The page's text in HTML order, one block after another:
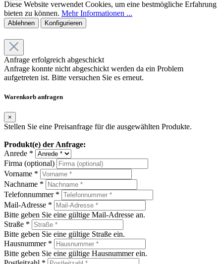
Diese Website verwendet Cookies, um eine bestmögliche Erfahrung
bieten zu können. Mehr Informationen ...
Ablehnen Konfigurieren
Anfrage erfolgreich abgeschickt
Anfrage konnte nicht abgeschickt werden da ein Problem
aufgetreten ist. Bitte versuchen Sie es erneut.
Warenkorb anfragen
×
Stellen Sie eine Preisanfrage für die ausgewählten Produkte.
Produkt(e) der Anfrage:
Anrede *
Firma (optional)
Vorname *
Nachname *
Telefonnummer *
Mail-Adresse *
Bitte geben Sie eine gültige Mail-Adresse an.
Straße *
Bitte geben Sie eine gültige Straße ein.
Hausnummer *
Bitte geben Sie eine gültige Hausnummer ein.